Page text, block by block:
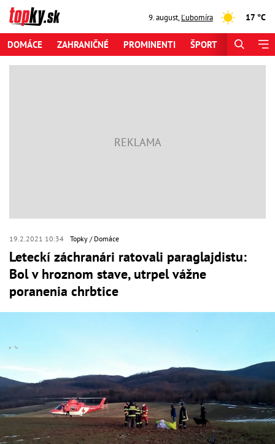
9. august,Ľubomíra 17 °C
DOMÁCE ZAHRANIČNÉ PROMINENTI ŠPORT
19.2.2021 10:34 Topky Domáce
Leteckí záchranári ratovali paraglajdistu:
Bol v hroznom stave, utrpel vážne
poranenia chrbtice